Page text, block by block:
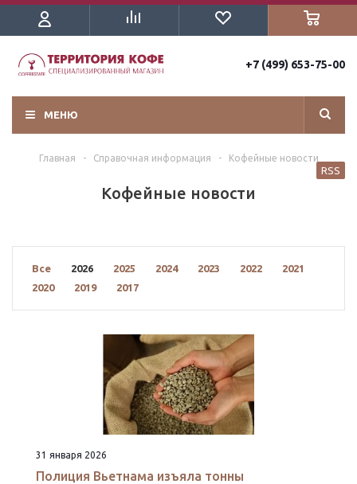
+7 (499) 653-75-00
МЕНЮ
Главная - Справочная информация - Кофейные новости
Кофейные новости
RSS
Все 2026 2025 2024 2023 2022
2021
2020
2019 2017
31 января 2026
Полиция Вьетнама изъяла тонны